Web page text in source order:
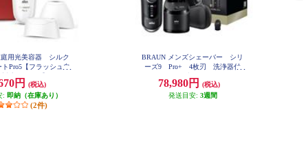
庭用光美容器 シルク
トPro5【フラッシュ自
8
円
(税込)
: 即納（在庫あり）
(2件)
BRAUN メンズシェーバー シリ
ーズ9 Pro+ 4枚刃 洗浄器付
78,980円
(税込)
発送目安: 3週間